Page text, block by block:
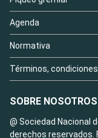
Agenda
Normativa
Términos,
SOBRE NOSOTROS
@ Sociedad Nacional
derechos reservados.